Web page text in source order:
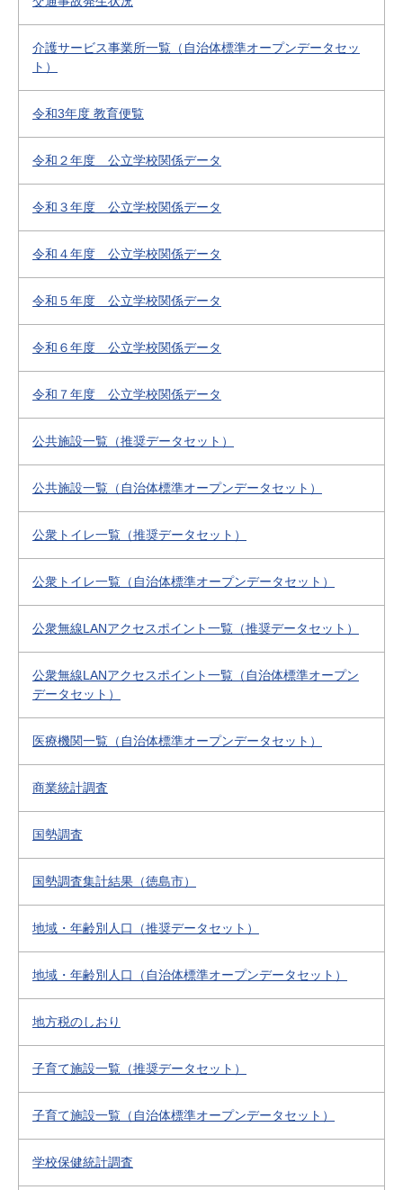
介護サービス事業所一覧（自治体標準オープンデータセッ
ト）
令和3年度 教育便覧
令和２年度 公立学校関係データ
令和３年度 公立学校関係データ
令和４年度 公立学校関係データ
令和５年度 公立学校関係データ
令和６年度 公立学校関係データ
令和７年度 公立学校関係データ
公共施設一覧（推奨データセット）
公共施設一覧（自治体標準オープンデータセット）
公衆トイレ一覧（推奨データセット）
公衆トイレ一覧（自治体標準オープンデータセット）
公衆無線LANアクセスポイント一覧（推奨データセット）
公衆無線LANアクセスポイント一覧（自治体標準オープン
データセット）
医療機関一覧（自治体標準オープンデータセット）
商業統計調査
国勢調査
国勢調査集計結果（徳島市）
地域・年齢別人口（推奨データセット）
地域・年齢別人口（自治体標準オープンデータセット）
地方税のしおり
子育て施設一覧（推奨データセット）
子育て施設一覧（自治体標準オープンデータセット）
学校保健統計調査